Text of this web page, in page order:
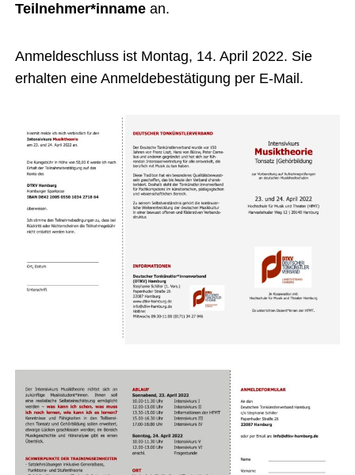
Teilnehmer*innamean.
Anmeldeschluss ist Montag, 14. April 2022. Sie
erhalten eine Anmeldebestätigung per E-Mail.